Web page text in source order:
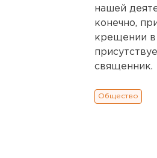
нашей
конечно,
крещении в
священник.
Общество